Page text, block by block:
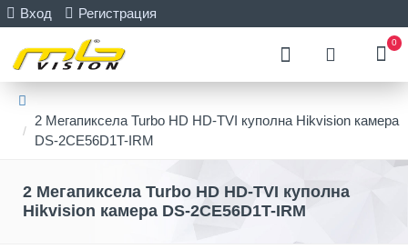
Вход Регистрация
0
2 Мегапиксела Turbo HD HD-TVI куполна Hikvision камера
DS-2CE56D1T-IRM
2 Мегапиксела Turbo HD HD-TVI куполна
Hikvision камера DS-2CE56D1T-IRM